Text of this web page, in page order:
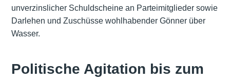
unverzinslicher Schuldscheine an Parteimitglieder sowie
Darlehen und Zuschüsse wohlhabender Gönner über
Wasser.
Politische Agitation bis zum